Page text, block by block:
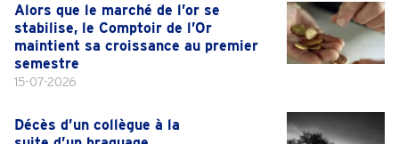
Alors que le marché de l’or se
stabilise, le Comptoir de l’Or
maintient sa croissance au premier
semestre
15-07-2026
Décès d’un collègue à la